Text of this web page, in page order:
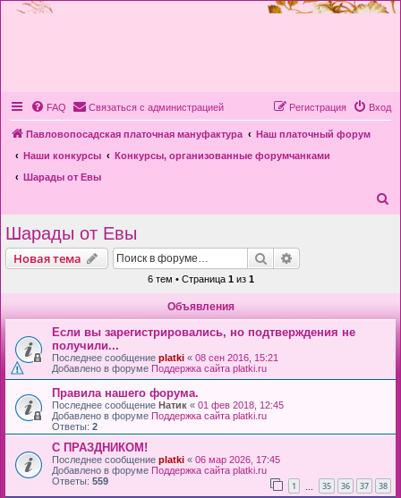
FAQ Связаться с администрацией Вход
Регистрация
Павловопосадская платочная мануфактура
Наш платочный форум
Наши конкурсы
Конкурсы, организованные форумчанками
Шарады от Евы
Шарады от Евы
Новая тема Поиск
6 тем • Страница 1из 1
Объявления
Если вы зарегистрировались, но подтверждения не
получили...
Последнее сообщение platki « 08 сен 2016, 15:21
Добавлено в форуме Поддержка сайта platki.ru
Правила нашего форума.
Последнее сообщение Натик « 01 фев 2018, 12:45
Добавлено в форуме Поддержка сайта platki.ru
Ответы: 2
С ПРАЗДНИКОМ!
Последнее сообщение platki « 06 мар 2026, 17:45
Добавлено в форуме Поддержка сайта platki.ru
Ответы: 559 1 35 36 37 38